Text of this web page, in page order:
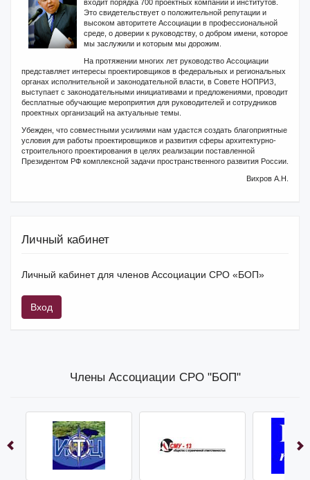
входит порядка 700 проектных компаний и институтов.
Это свидетельствует о положительной репутации и
высоком авторитете Ассоциации в профессиональной
среде, о доверии к руководству, о добром имени, которое
мы заслужили и которым мы дорожим.
На протяжении многих лет руководство Ассоциации
представляет интересы проектировщиков в федеральных и региональных
органах исполнительной и законодательной власти, в Совете НОПРИЗ,
выступает с законодательными инициативами и предложениями, проводит
бесплатные обучающие мероприятия для руководителей и сотрудников
проектных организаций на актуальные темы.
Убежден, что совместными усилиями нам удастся создать благоприятные
условия для работы проектировщиков и развития сферы архитектурно-
строительного проектирования в целях реализации поставленной
Президентом РФ комплексной задачи пространственного развития России.
Вихров А.Н.
Личный кабинет
Личный кабинет для членов Ассоциации СРО «БОП»
Вход
Члены Ассоциации СРО "БОП"